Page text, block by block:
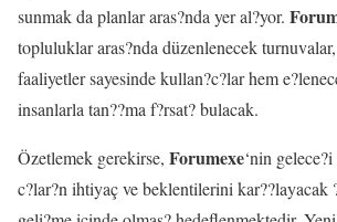
sunmak da planlar aras?nda yer al?yor.
topluluklar aras?nda düzenlenecek
faaliyetler sayesinde kullan?c?lar hem
insanlarla tan??ma f?rsat? bulacak.
Özetlemek gerekirse, Forumexe‘nin
c?lar?n ihtiyaç ve beklentilerini kar??layacak